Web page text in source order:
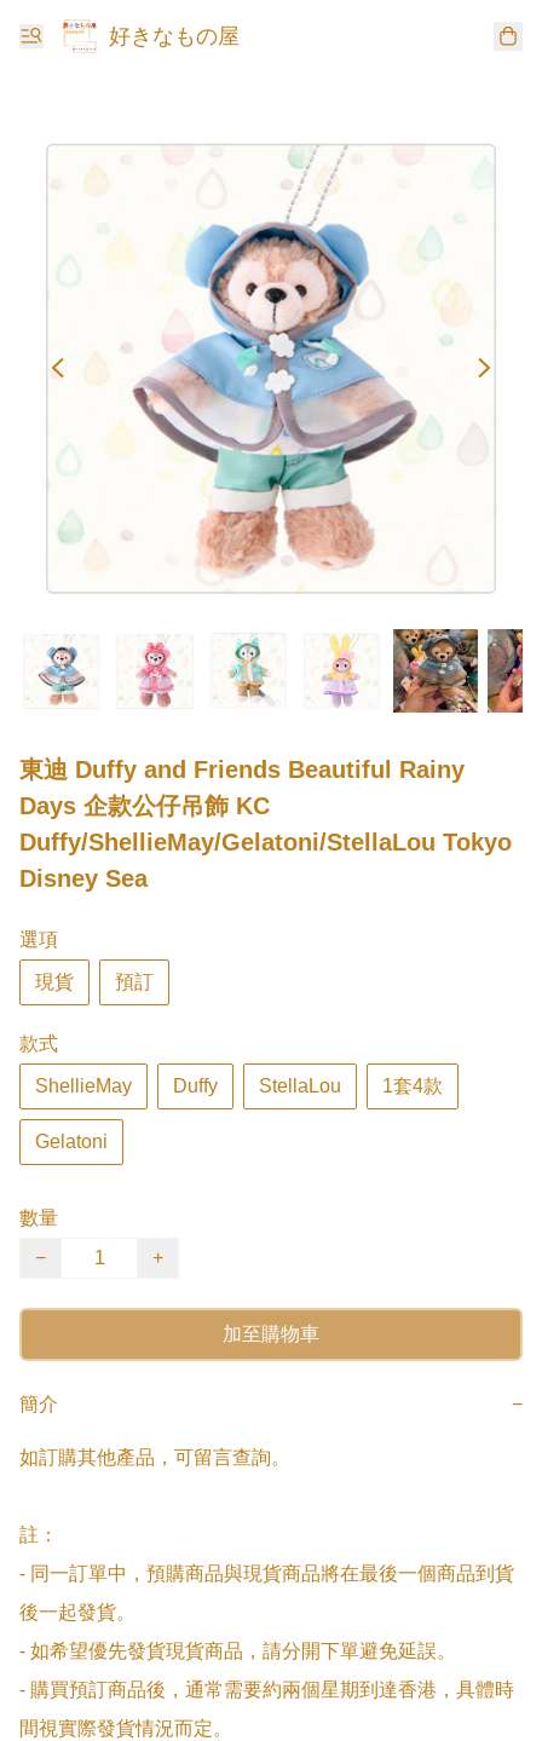
好きなもの屋
東迪 Duffy and Friends Beautiful Rainy
Days 企款公仔吊飾 KC
Duffy/ShellieMay/Gelatoni/StellaLou Tokyo
Disney Sea
選項
現貨 預訂
款式
ShellieMay Duffy StellaLou 1套4款
Gelatoni
數量
−
+
加至購物車
簡介 −
如訂購其他產品，可留言查詢。
註：
- 同一訂單中，預購商品與現貨商品將在最後一個商品到貨
後一起發貨。
- 如希望優先發貨現貨商品，請分開下單避免延誤。
- 購買預訂商品後，通常需要約兩個星期到達香港，具體時
間視實際發貨情況而定。